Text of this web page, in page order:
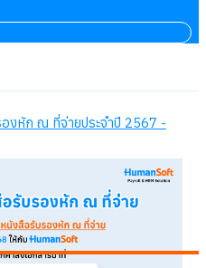
งหัก ณ ที่จ่ายประจำปี 2567 -